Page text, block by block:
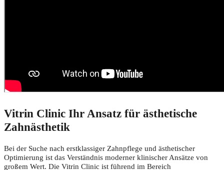
Vitrin Clinic Ihr Ansatz für ästhetische
Zahnästhetik
Bei der Suche nach erstklassiger Zahnpflege und ästhetischer
Optimierung ist das Verständnis moderner klinischer Ansätze von
großem Wert. Die Vitrin Clinic ist führend im Bereich